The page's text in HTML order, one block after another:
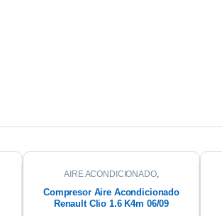
AIRE ACONDICIONADO,
Compresor Aire Acondicionado
Renault Clio 1.6 K4m 06/09